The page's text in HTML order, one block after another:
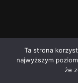
Ta strona
najwyższym
że